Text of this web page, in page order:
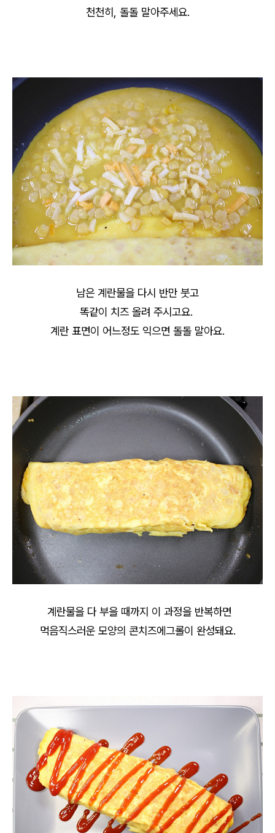
천천히, 돌돌 말아주세요.
남은 계란물을 다시 반만 붓고
똑같이 치즈 올려 주시고요.
계란 표면이 어느정도 익으면 돌돌 말아요.
계란물을 다 부을 때까지 이 과정을 반복하면
먹음직스러운 모양의 콘치즈에그롤이 완성돼요.